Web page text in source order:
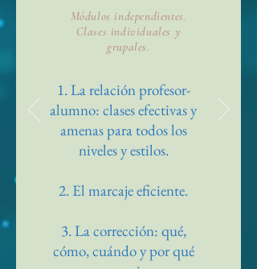
1. La relación profesor-
alumno: clases efectivas y
amenas para todos los
niveles y estilos.
2. El marcaje eficiente.
3. La corrección: qué,
cómo, cuándo y por qué
Módulos independientes.
Clases individuales y
grupales.